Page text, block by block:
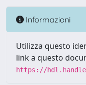
Informazioni
Utilizza questo
link a questo
https://